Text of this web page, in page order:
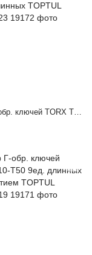
Набор Г-обр. ключей TORX T10-T50 9ед. Супердлинных TOPTUL GAAL0923